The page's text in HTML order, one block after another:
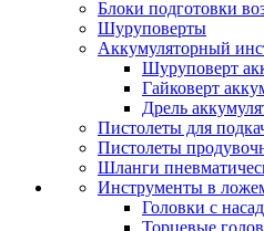
Блоки подготовки
Шуруповерты
Аккумуляторный
Шуруповерт
Гайковерт
Дрель
Пистолеты для
Пистолеты
Шланги
Инструменты в
Головки с
Торцевые